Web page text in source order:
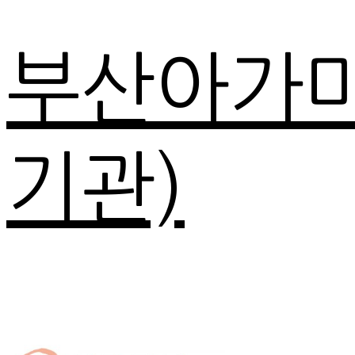
부산아가
기관)